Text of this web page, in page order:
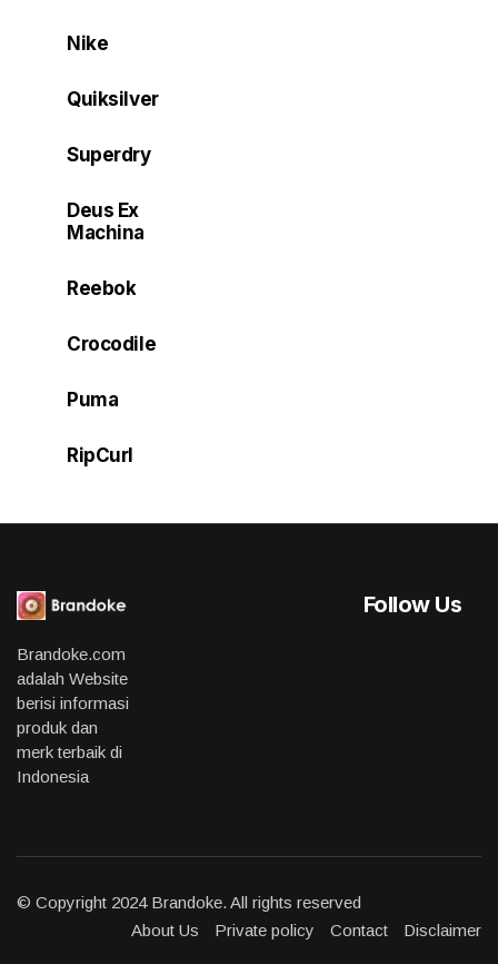
Nike
Quiksilver
Superdry
Deus Ex
Machina
Reebok
Crocodile
Puma
RipCurl
Brandoke.com
adalah Website
berisi informasi
produk dan
merk terbaik di
Indonesia
Follow Us
© Copyright 2024 Brandoke. All rights reserved
About Us
Private policy Contact Disclaimer